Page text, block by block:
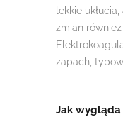
lekkie
zmian
zapach,
Jak